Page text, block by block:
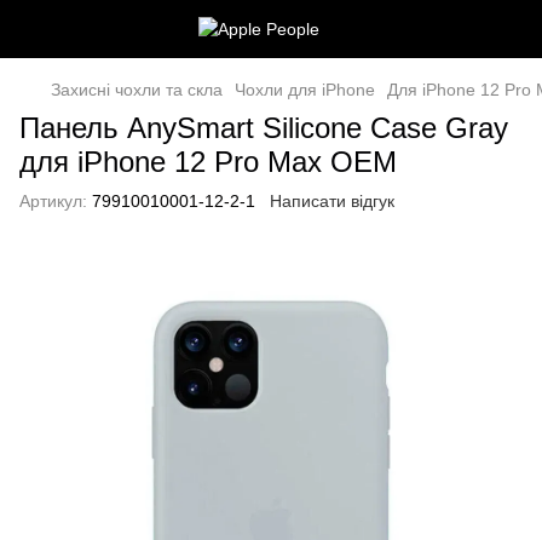
Захисні чохли та скла Чохли для iPhone Для iPhone 12 Pro
Панель AnySmart Silicone Case Gray
для iPhone 12 Pro Max OEM
Артикул: 79910010001-12-2-1 Написати відгук